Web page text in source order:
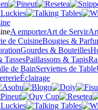
A emporterArt de Servir
de CuisineBougies &
Gourdes & Bouteilles
TassesPaillassons & Tapis
de BainServiettes de Table
Éclairage